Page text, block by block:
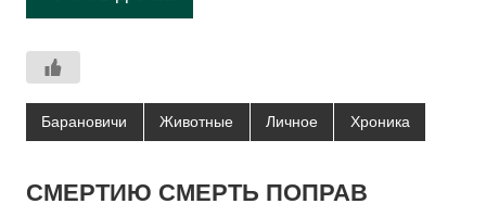
Барановичи Животные Личное Хроника
СМЕРТИЮ СМЕРТЬ ПОПРАВ